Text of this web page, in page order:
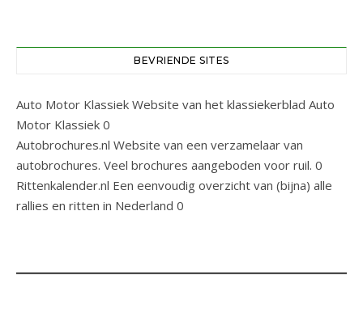
BEVRIENDE SITES
Auto Motor Klassiek Website van het klassiekerblad Auto
Motor Klassiek 0
Autobrochures.nl Website van een verzamelaar van
autobrochures. Veel brochures aangeboden voor ruil. 0
Rittenkalender.nl Een eenvoudig overzicht van (bijna) alle
rallies en ritten in Nederland 0